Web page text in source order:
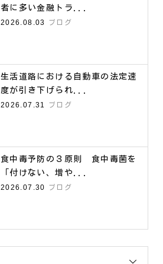
者に多い金融トラ...
2026.08.03
ブログ
生活道路における自動車の法定速
度が引き下げられ...
2026.07.31
ブログ
食中毒予防の３原則 食中毒菌を
「付けない、増や...
2026.07.30
ブログ